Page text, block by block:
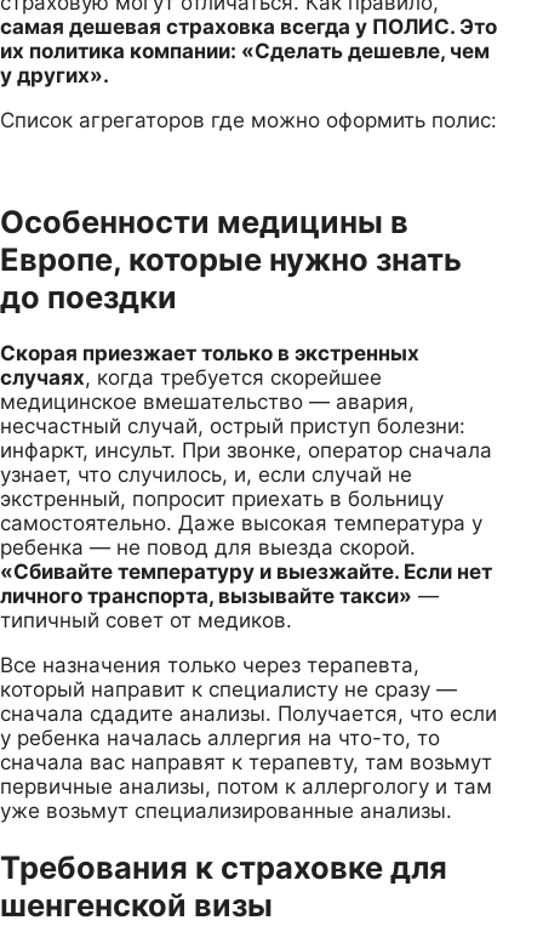
самая дешевая страховка всегда у ПОЛИС. Это
их политика компании: «Сделать дешевле, чем
у других».
Список агрегаторов где можно оформить полис:
Особенности медицины в
Европе, которые нужно знать
до поездки
Скорая приезжает только в экстренных
случаях, когда требуется скорейшее
медицинское вмешательство — авария,
несчастный случай, острый приступ болезни:
инфаркт, инсульт. При звонке, оператор сначала
узнает, что случилось, и, если случай не
экстренный, попросит приехать в больницу
самостоятельно. Даже высокая температура у
ребенка — не повод для выезда скорой.
«Сбивайте температуру и выезжайте. Если нет
личного транспорта, вызывайте такси» —
типичный совет от медиков.
Все назначения только через терапевта,
который направит к специалисту не сразу —
сначала сдадите анализы. Получается, что если
у ребенка началась аллергия на что-то, то
сначала вас направят к терапевту, там возьмут
первичные анализы, потом к аллергологу и там
уже возьмут специализированные анализы.
Требования к страховке для
шенгенской визы